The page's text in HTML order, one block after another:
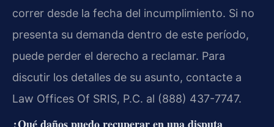
correr desde la fecha del incumplimiento. Si no
presenta su demanda dentro de este período,
puede perder el derecho a reclamar. Para
discutir los detalles de su asunto, contacte a
Law Offices Of SRIS, P.C. al (888) 437-7747.